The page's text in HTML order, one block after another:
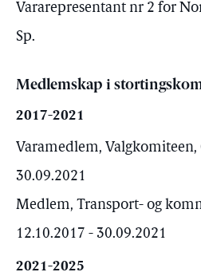
Vararepresentant nr 2 for
Sp.
Medlemskap i
2017-2021
Varamedlem, Valgkomiteen,
30.09.2021
Medlem, Transport- og
12.10.2017 - 30.09.2021
2021-2025